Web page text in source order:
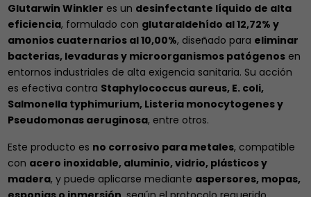
Glutarwin Winkler es un desinfectante líquido de alta
eficiencia, formulado con glutaraldehído al 12,72% y
amonios cuaternarios al 10,00%, diseñado para eliminar
bacterias, levaduras y microorganismos patógenosen
entornos industriales de alta exigencia sanitaria. Su acción
es efectiva contra Staphylococcus aureus, E. coli,
Salmonella typhimurium, Listeria monocytogenes y
Pseudomonas aeruginosa, entre otros.
Este producto es no corrosivo para metales, compatible
con acero inoxidable, aluminio, vidrio, plásticos y
madera, y puede aplicarse mediante aspersores, mopas,